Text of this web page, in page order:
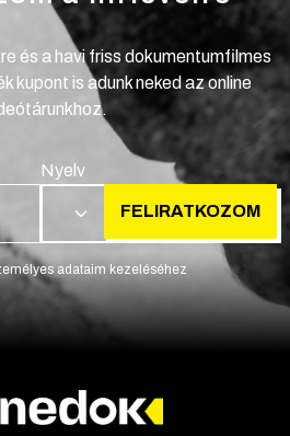
és a havi friss dokumentumfilmes
kupont is adunk neked az online
Nyelv
HU FELIRATKOZOM
adataim kezeléséhez